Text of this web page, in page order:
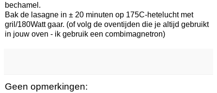
bechamel.
Bak de lasagne in ± 20 minuten op 175C-hetelucht met
gril/180Watt gaar. (of volg de oventijden die je altijd gebruikt
in jouw oven - ik gebruik een combimagnetron)
Geen opmerkingen: